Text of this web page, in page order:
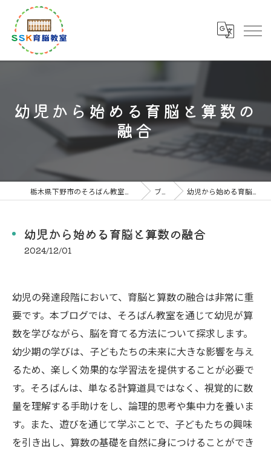
幼児から始める育脳と算数の
融合
ブログ 幼児から始める育脳と算数の融合
幼児から始める育脳と算数の融合
2024/12/01
幼児の発達段階において、育脳と算数の融合は非常に重
要です。本ブログでは、そろばん教室を通じて幼児が算
数を学びながら、脳を育てる方法について探求します。
幼少期の学びは、子どもたちの未来に大きな影響を与え
るため、楽しく効果的な学習法を提供することが必要で
す。そろばんは、単なる計算道具ではなく、視覚的に数
量を理解する手助けをし、論理的思考や集中力を養いま
す。また、遊びを通じて学ぶことで、子どもたちの興味
を引き出し、算数の基礎を自然に身につけることができ